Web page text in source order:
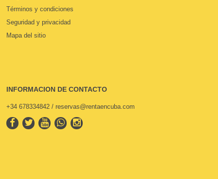
Términos y condiciones
Seguridad y privacidad
Mapa del sitio
INFORMACION DE CONTACTO
+34 678334842 / reservas@rentaencuba.com